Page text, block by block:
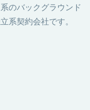
のバックグラウンド
系契約会社です。